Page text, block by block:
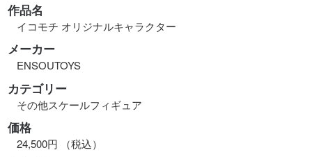
作品名
イコモチ オリジナルキャラクター
メーカー
ENSOUTOYS
カテゴリー
その他スケールフィギュア
価格
24,500円 （税込）